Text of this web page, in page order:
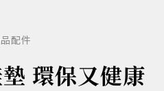
配件
環保又健康